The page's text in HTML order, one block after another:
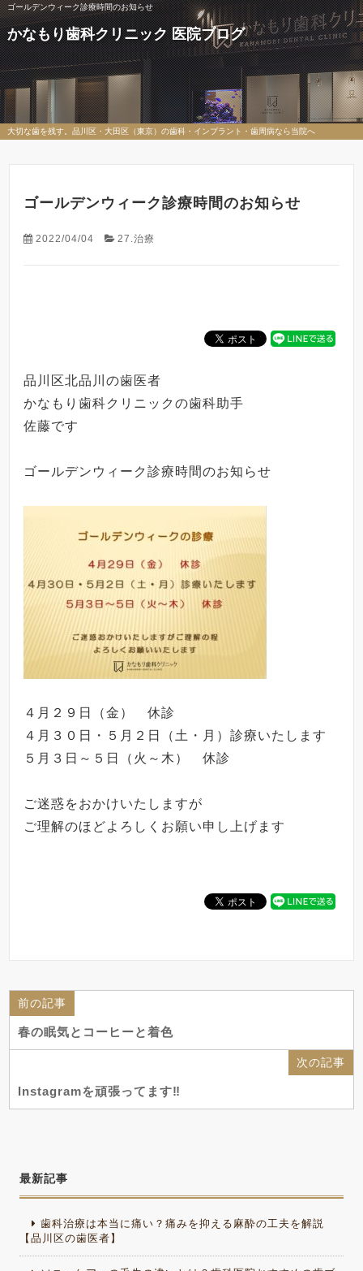
ゴールデンウィーク診療時間のお知らせ
かなもり歯科クリニック 医院ブログ
大切な歯を残す。品川区・大田区（東京）の歯科・インプラント・歯周病なら当院へ
ゴールデンウィーク診療時間のお知らせ
2022/04/04 27.治療
品川区北品川の歯医者
かなもり歯科クリニックの歯科助手
佐藤です
ゴールデンウィーク診療時間のお知らせ
４月２９日（金） 休診
４月３０日・５月２日（土・月）診療いたします
５月３日～５日（火～木） 休診
ご迷惑をおかけいたしますが
ご理解のほどよろしくお願い申し上げます
前の記事
春の眠気とコーヒーと着色
次の記事
Instagramを頑張ってます‼
最新記事
歯科治療は本当に痛い？痛みを抑える麻酔の工夫を解説
【品川区の歯医者】